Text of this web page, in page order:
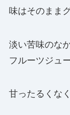
味はそのまま
淡い苦味のな
フルーツジュ
甘ったるくな